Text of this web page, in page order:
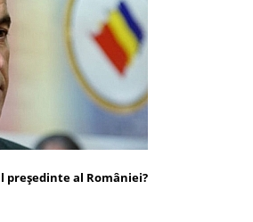
președinte al României?